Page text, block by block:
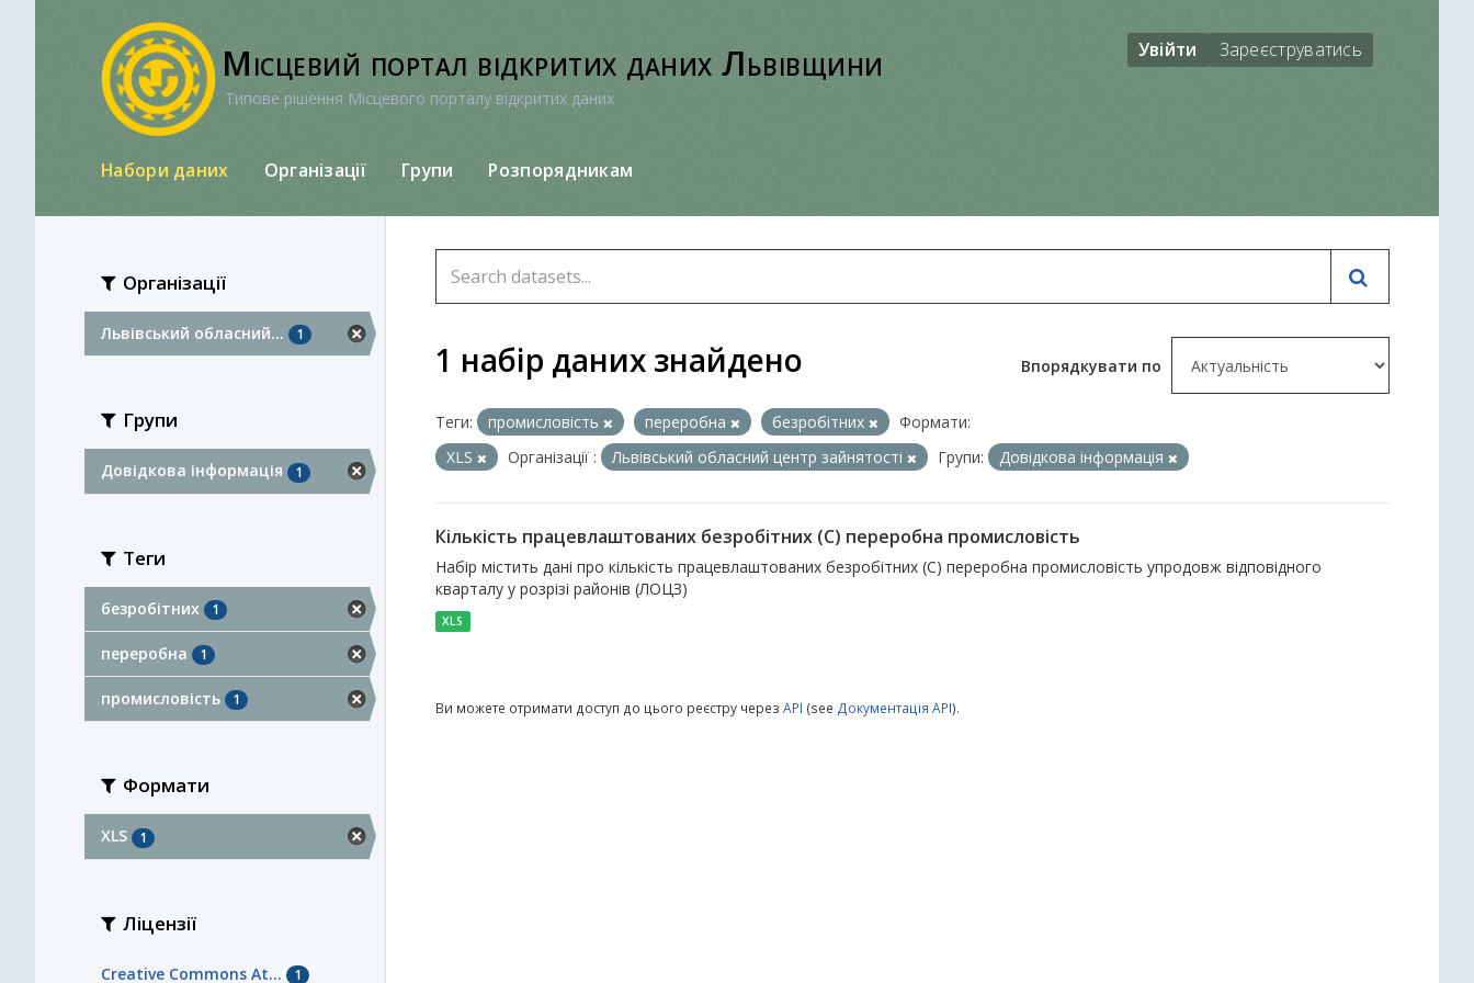
Місцевий портал відкритих даних Львівщини
Типове рішення Місцевого порталу відкритих даних
Увійти Зареєструватись
Набори даних Організації Групи Розпорядникам
Організації
Львівський обласний... 1
Групи
Довідкова інформація 1
Теги
безробітних 1
переробна 1
промисловість 1
Формати
XLS 1
Ліцензії
Creative Commons At... 1
Впорядкувати по
1 набір даних знайдено
Теги: промисловість переробна безробітних
Формати:
XLS
Організації : Львівський обласний центр зайнятості Групи: Довідкова інформація
Кількість працевлаштованих безробітних (С) переробна промисловість
Набір містить дані про кількість працевлаштованих безробітних (С) переробна промисловість упродовж відповідного
кварталу у розрізі районів (ЛОЦЗ)
XLS
Ви можете отримати доступ до цього реєстру через API (see Документація API).